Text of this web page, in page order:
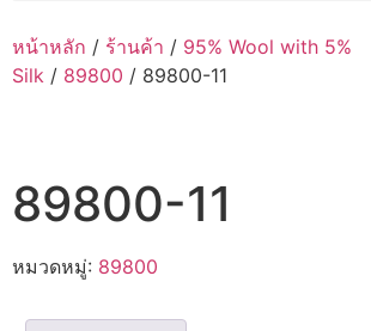
หน้าหลัก / ร้านค้า / 95% Wool with 5%
Silk / 89800 / 89800-11
89800-11
หมวดหมู่: 89800